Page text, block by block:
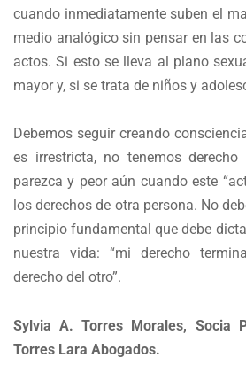
cuando inmediatamente suben el
medio analógico sin pensar en las
actos. Si esto se lleva al plano
mayor y, si se trata de niños y
Debemos seguir creando
es irrestricta, no tenemos
parezca y peor aún cuando este
los derechos de otra persona. No
principio fundamental que debe
nuestra vida: “mi derecho
derecho del otro”.
Sylvia A. Torres Morales, Socia
Torres Lara Abogados.